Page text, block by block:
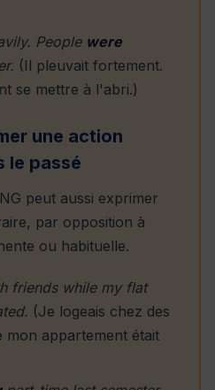
People were
(Il pleuvait fortement.
se mettre à l'abri.)
une action
le passé
peut aussi exprimer
par opposition à
ou habituelle.
friends while my flat
(Je logeais chez des
mon appartement était